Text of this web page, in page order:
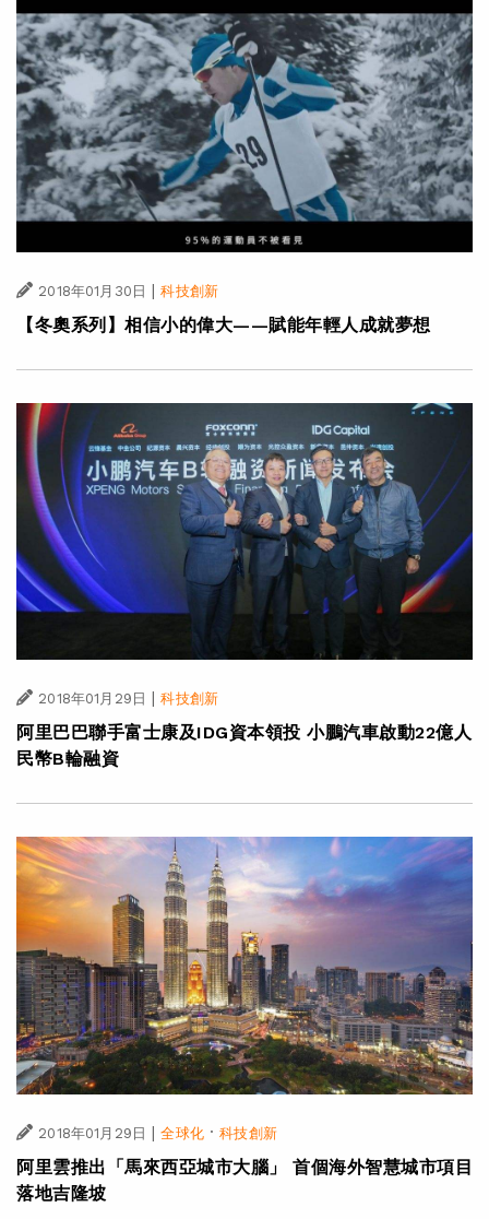
2018年01月30日 | 科技創新
【冬奧系列】相信小的偉大——賦能年輕人成就夢想
2018年01月29日 科技創新
阿里巴巴聯手富士康及IDG資本領投 小鵬汽車啟動22億人
民幣B輪融資
2018年01月29日 | 全球化·科技創新
阿里雲推出「馬來西亞城市大腦」 首個海外智慧城市項目
落地吉隆坡